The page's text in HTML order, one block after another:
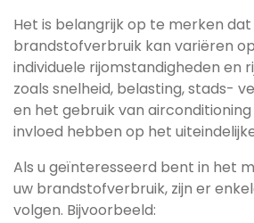
Het is belangrijk op te merken
brandstofverbruik kan variëren
individuele rijomstandigheden en
zoals snelheid, belasting, stads-
en het gebruik van
invloed hebben op het
Als u geïnteresseerd bent in het
uw brandstofverbruik, zijn er
volgen. Bijvoorbeeld: